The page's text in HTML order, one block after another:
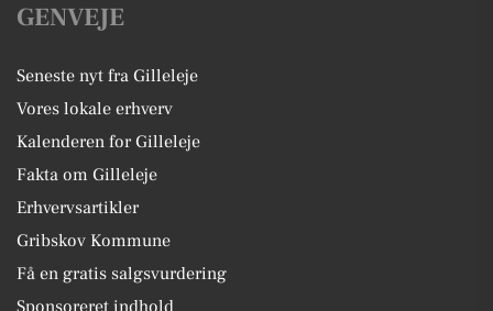
GENVEJE
Seneste nyt fra Gilleleje
Vores lokale erhverv
Kalenderen for Gilleleje
Fakta om Gilleleje
Erhvervsartikler
Gribskov Kommune
Få en gratis salgsvurdering
Sponsoreret indhold